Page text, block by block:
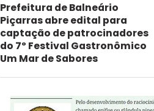
Prefeitura de Balneário
Piçarras abre edital para
captação de patrocinadores
do 7º Festival Gastronômico
Um Mar de Sabores